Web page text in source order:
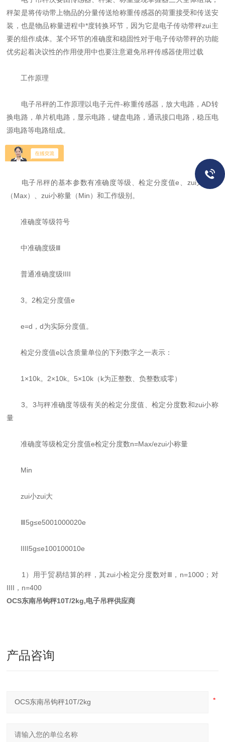
秤架是将传动带上物品的分量传送给称重传感器的荷重接受和传送安
装，也是物品称量进程中*度转换环节，因为它是电子传动带秤zui主
要的组作成体。某个环节的准确度和稳固性对于电子传动带秤的功能
优劣起着决议性的作用使用中也要注意避免吊秤传感器使用过载
工作原理
电子吊秤的工作原理以电子元件-称重传感器，放大电路，AD转
换电路，单片机电路，显示电路，键盘电路，通讯接口电路，稳压电
源电路等电路组成。
基本参数
电子吊秤的基本参数有准确度等级、检定分度值e、zui大称量
（Max）、zui小称量（Min）和工作级别。
准确度等级符号
中准确度级Ⅲ
普通准确度级IIII
3。2检定分度值e
e=d，d为实际分度值。
检定分度值e以含质量单位的下列数字之一表示：
1×10k。2×10k。5×10k（k为正整数、负整数或零）
3。3与秤准确度等级有关的检定分度值、检定分度数和zui小称
量
准确度等级检定分度值e检定分度数n=Max/ezui小称量
Min
zui小zui大
Ⅲ5g≤e5001000020e
IIII5g≤e100100010e
1）用于贸易结算的秤，其zui小检定分度数对Ⅲ，n=1000；对
IIII，n=400
OCS东南吊钩秤10T/2kg,电子吊秤供应商
产品咨询